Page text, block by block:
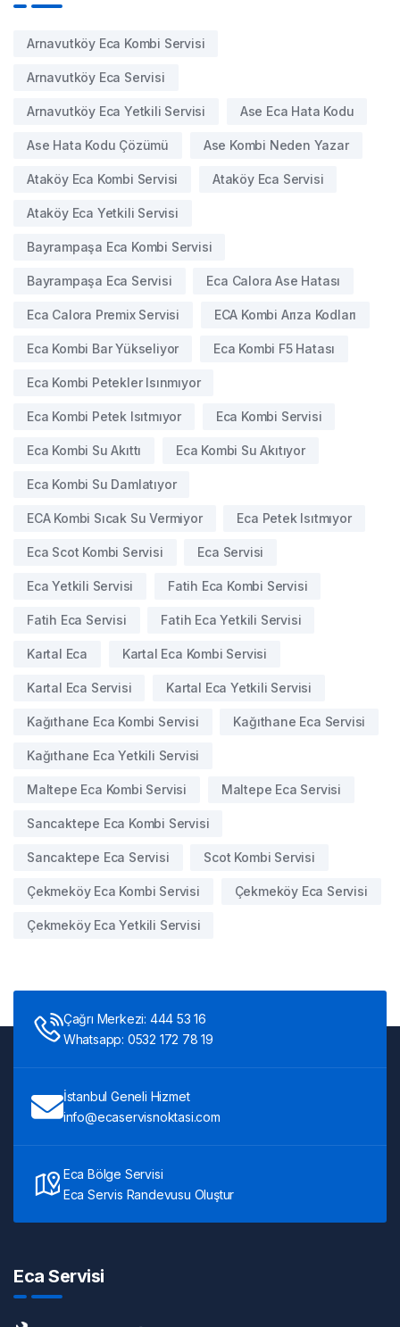
Arnavutköy Eca Kombi Servisi
Arnavutköy Eca Servisi
Arnavutköy Eca Yetkili Servisi Ase Eca Hata Kodu
Ase Hata Kodu Çözümü Ase Kombi Neden Yazar
Ataköy Eca Kombi Servisi Ataköy Eca Servisi
Ataköy Eca Yetkili Servisi
Bayrampaşa Eca Kombi Servisi
Bayrampaşa Eca Servisi Eca Calora Ase Hatası
Eca Calora Premix Servisi ECA Kombi Arıza Kodları
Eca Kombi Bar Yükseliyor Eca Kombi F5 Hatası
Eca Kombi Petekler Isınmıyor
Eca Kombi Petek Isıtmıyor Eca Kombi Servisi
Eca Kombi Su Akıttı Eca Kombi Su Akıtıyor
Eca Kombi Su Damlatıyor
ECA Kombi Sıcak Su Vermiyor Eca Petek Isıtmıyor
Eca Scot Kombi Servisi Eca Servisi
Eca Yetkili Servisi Fatih Eca Kombi Servisi
Fatih Eca Servisi Fatih Eca Yetkili Servisi
Kartal Eca Kartal Eca Kombi Servisi
Kartal Eca Servisi Kartal Eca Yetkili Servisi
Kağıthane Eca Kombi Servisi Kağıthane Eca Servisi
Kağıthane Eca Yetkili Servisi
Maltepe Eca Kombi Servisi Maltepe Eca Servisi
Sancaktepe Eca Kombi Servisi
Sancaktepe Eca Servisi Scot Kombi Servisi
Çekmeköy Eca Kombi Servisi Çekmeköy Eca Servisi
Çekmeköy Eca Yetkili Servisi
Çağrı Merkezi: 444 53 16
Whatsapp: 0532 172 78 19
İstanbul Geneli Hizmet
info@ecaservisnoktasi.com
Eca Bölge Servisi
Eca Servis Randevusu Oluştur
Eca Servisi